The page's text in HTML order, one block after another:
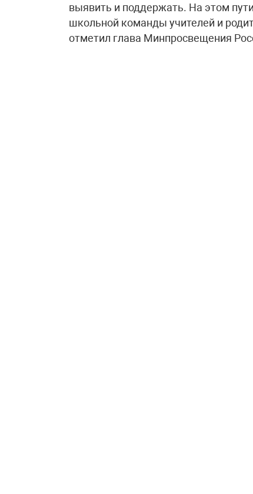
выявить и поддержать. На этом
школьной команды учителей и
отметил глава Минпросвещения